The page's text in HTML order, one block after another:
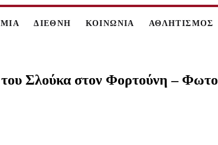
ΔΙΕΘΝΗ ΚΟΙΝΩΝΙΑ ΑΘΛΗΤΙΣΜΟΣ
Σλούκα στον Φορτούνη – Φωτο